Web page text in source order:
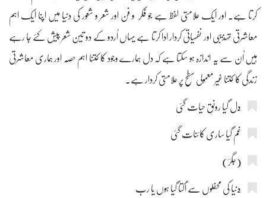
کرتا ہے۔ اور ایک علامتی لفظ ہے جو فکر و فن اور شعر و شعور کی دنیا میں اپنا ایک اہم
معاشرتی تہذیبی اور نفسیاتی کردار ادا کرتا ہے یہاں اُردو کے دو تین شعر پیش کئے جا رہے
ہیں اُن سے یہ اندازہ ہو سکتا ہے کہ دل ہمارے وجود کا کتنا اہم حصّہ اور ہماری معاشرتی
زندگی کا کتنا غیر معمولی سطح پر علامتی کردار ہے۔
غم گیا ساری کائنات گئی
(جگرؔ)